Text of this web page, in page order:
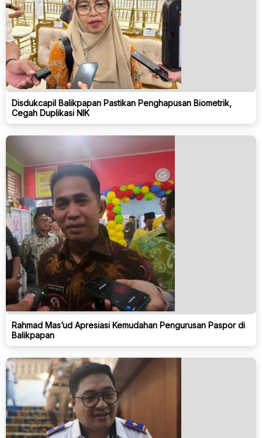
Disdukcapil Balikpapan Pastikan Penghapusan Biometrik,
Cegah Duplikasi NIK
Rahmad Mas’ud Apresiasi Kemudahan Pengurusan Paspor di
Balikpapan